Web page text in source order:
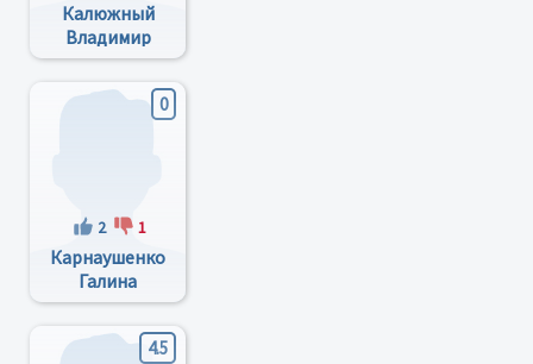
Калюжный
Владимир
Николаевич
0
2 1
Карнаушенко
Галина
Ниловна
4.5